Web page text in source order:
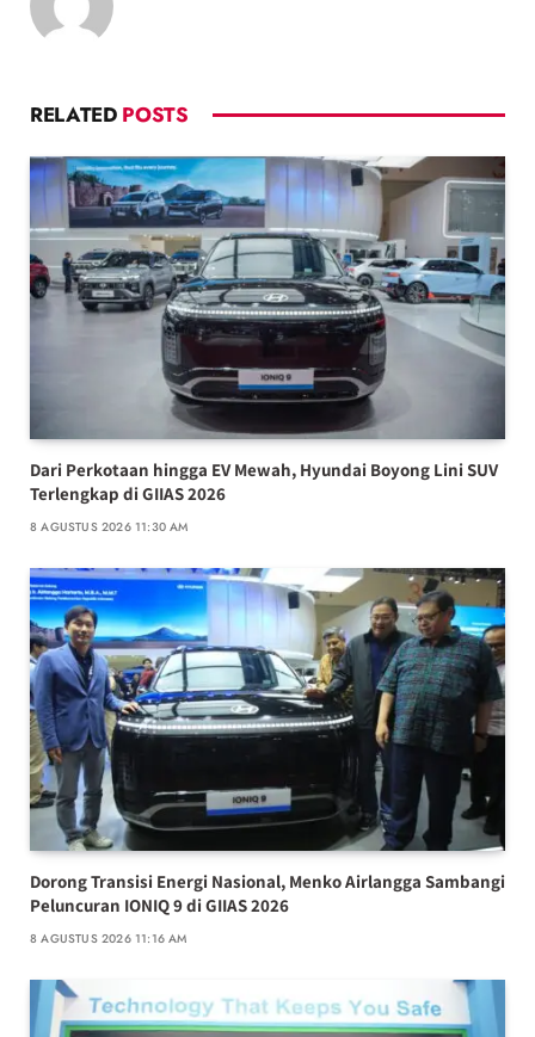
RELATED POSTS
Dari Perkotaan hingga EV Mewah, Hyundai Boyong Lini SUV
Terlengkap di GIIAS 2026
8 AGUSTUS 2026 11:30 AM
Dorong Transisi Energi Nasional, Menko Airlangga Sambangi
Peluncuran IONIQ 9 di GIIAS 2026
8 AGUSTUS 2026 11:16 AM